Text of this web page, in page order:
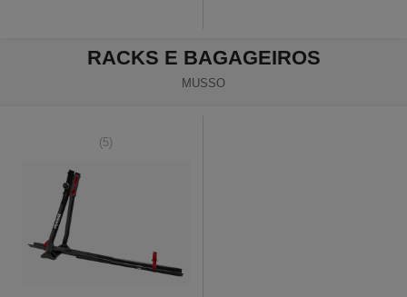
RACKS E BAGAGEIROS
MUSSO
(5)